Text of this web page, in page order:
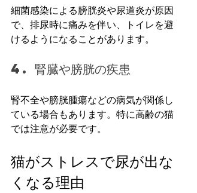
細菌感染による膀胱炎や尿道炎が原因
で、排尿時に痛みを伴い、トイレを避
けるようになることがあります。
4. 腎臓や膀胱の疾患
腎不全や膀胱腫瘍などの病気が関係し
ている場合もあります。特に高齢の猫
では注意が必要です。
猫がストレスで尿が出な
くなる理由